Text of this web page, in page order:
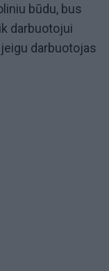
būdu, bus
darbuotojui
darbuotojas